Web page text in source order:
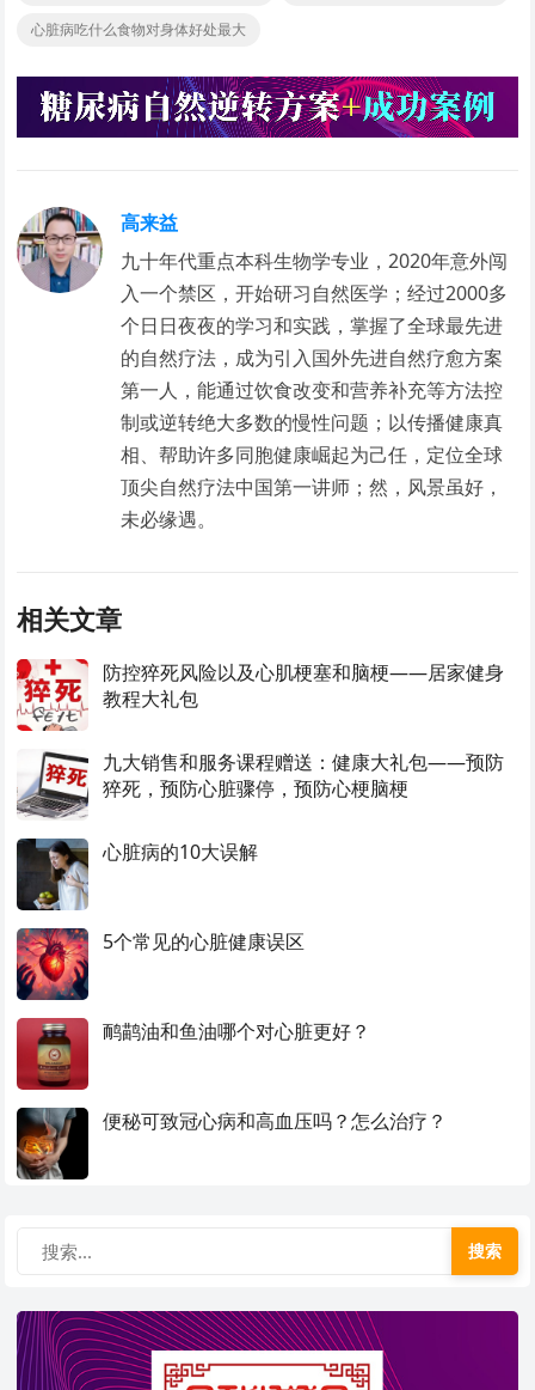
心脏病吃什么食物对身体好处最大
高来益
九十年代重点本科生物学专业，2020年意外闯
入一个禁区，开始研习自然医学；经过2000多
个日日夜夜的学习和实践，掌握了全球最先进
的自然疗法，成为引入国外先进自然疗愈方案
第一人，能通过饮食改变和营养补充等方法控
制或逆转绝大多数的慢性问题；以传播健康真
相、帮助许多同胞健康崛起为己任，定位全球
顶尖自然疗法中国第一讲师；然，风景虽好，
未必缘遇。
相关文章
防控猝死风险以及心肌梗塞和脑梗——居家健身
教程大礼包
九大销售和服务课程赠送：健康大礼包——预防
猝死，预防心脏骤停，预防心梗脑梗
心脏病的10大误解
5个常见的心脏健康误区
鸸鹋油和鱼油哪个对心脏更好？
便秘可致冠心病和高血压吗？怎么治疗？
搜索